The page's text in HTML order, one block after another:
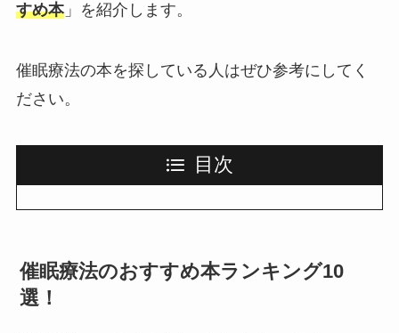
すめ本」を紹介します。
催眠療法の本を探している人はぜひ参考にしてく
ださい。
目次
催眠療法のおすすめ本ランキング10
選！